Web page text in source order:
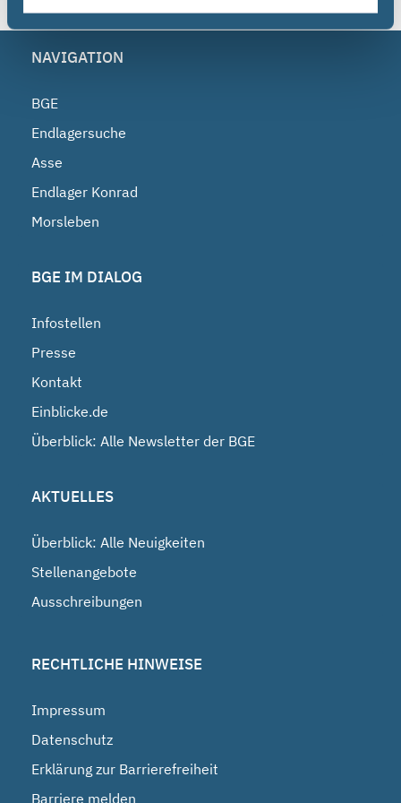
NAVIGATION
BGE
Endlagersuche
Asse
Endlager Konrad
Morsleben
BGE IM DIALOG
Infostellen
Presse
Kontakt
Einblicke.de
Überblick: Alle Newsletter der BGE
AKTUELLES
Überblick: Alle Neuigkeiten
Stellenangebote
Ausschreibungen
RECHTLICHE HINWEISE
Impressum
Datenschutz
Erklärung zur Barrierefreiheit
Barriere melden